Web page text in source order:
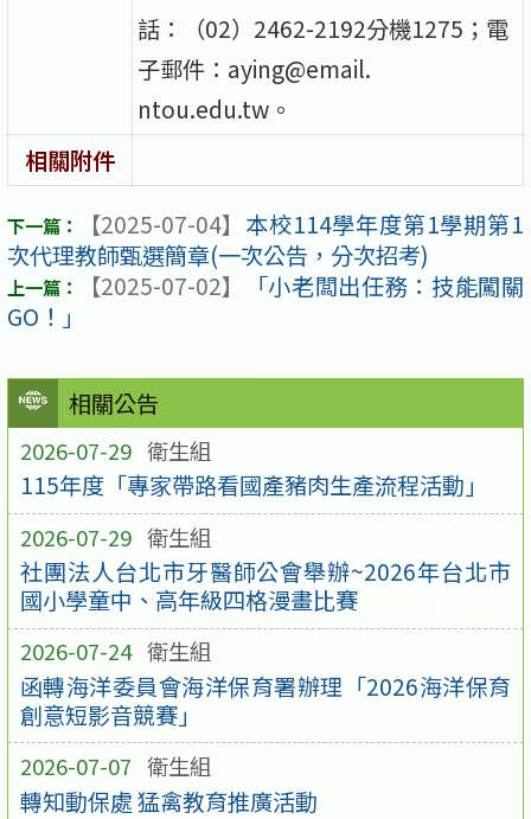
相關公告
2026-07-29 衛生組
115年度「專家帶路看國產豬肉生產流程活動」
2026-07-29 衛生組
社團法人台北市牙醫師公會舉辦~2026年台北市
國小學童中、高年級四格漫畫比賽
2026-07-24 衛生組
函轉海洋委員會海洋保育署辦理「2026海洋保育
創意短影音競賽」
2026-07-07 衛生組
轉知動保處 猛禽教育推廣活動
話：（02）2462-2192分機1275；電
子郵件：aying@email.
ntou.edu.tw。
相關附件
【2025-07-04】 本校114學年度第1學期第1
次代理教師甄選簡章(一次公告，分次招考)
【2025-07-02】
「小老闆出任務：技能闖關
GO！」